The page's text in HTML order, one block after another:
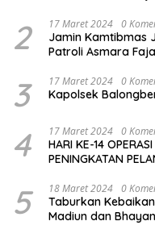
2 17 Maret 2024 0
Jamin Kamtibmas
Patroli Asmara
3 17 Maret 2024 0
Kapolsek
4 17 Maret 2024 0
HARI KE-14
PENINGKATAN
5 18 Maret 2024 0
Taburkan
Madiun dan